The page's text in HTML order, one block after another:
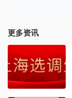
更多资讯